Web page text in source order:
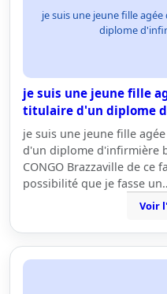
je suis une jeune fille
diplome
je suis une jeune fille
titulaire d'un diplome
je suis une jeune fille
d'un diplome d'infirmière
CONGO Brazzaville de ce
possibilité que je fasse
Voir